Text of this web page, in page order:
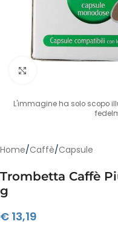
L'immagine ha solo scopo
Home/Caffè/Capsule
Trombetta Caffè
g
€ 13,19